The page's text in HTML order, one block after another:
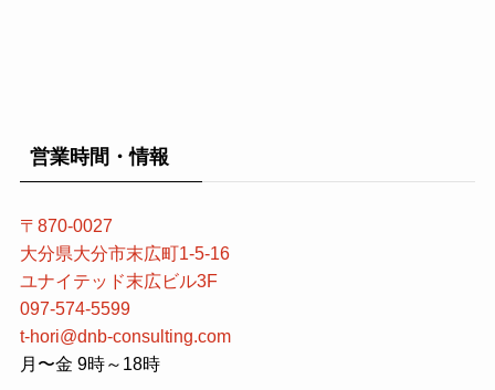
営業時間・情報
〒870-0027
大分県大分市末広町1-5-16
ユナイテッド末広ビル3F
097-574-5599
t-hori@dnb-consulting.com
月〜金 9時～18時